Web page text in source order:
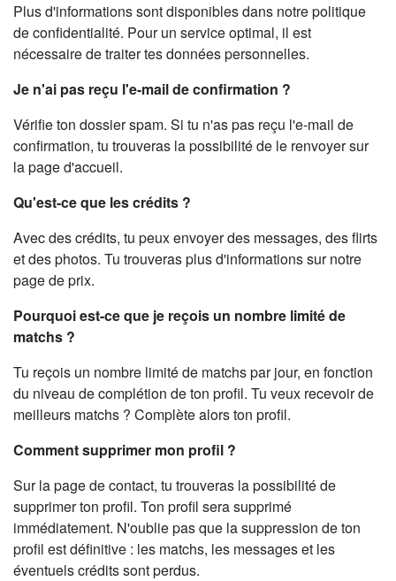
Plus d'informations sont disponibles dans notre politique
de confidentialité. Pour un service optimal, il est
nécessaire de traiter tes données personnelles.
Je n'ai pas reçu l'e-mail de confirmation ?
Vérifie ton dossier spam. Si tu n'as pas reçu l'e-mail de
confirmation, tu trouveras la possibilité de le renvoyer sur
la page d'accueil.
Qu'est-ce que les crédits ?
Avec des crédits, tu peux envoyer des messages, des flirts
et des photos. Tu trouveras plus d'informations sur notre
page de prix.
Pourquoi est-ce que je reçois un nombre limité de
matchs ?
Tu reçois un nombre limité de matchs par jour, en fonction
du niveau de complétion de ton profil. Tu veux recevoir de
meilleurs matchs ? Complète alors ton profil.
Comment supprimer mon profil ?
Sur la page de contact, tu trouveras la possibilité de
supprimer ton profil. Ton profil sera supprimé
immédiatement. N'oublie pas que la suppression de ton
profil est définitive : les matchs, les messages et les
éventuels crédits sont perdus.